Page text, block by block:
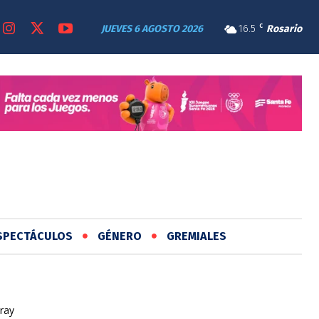
16.5 C Rosario
JUEVES 6 AGOSTO 2026
GÉNERO GREMIALES